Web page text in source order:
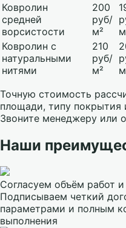
Ковролин
средней
ворсистости
200
руб/
м²
Ковролин с
натуральными
нитями
210
руб/
м²
Точную стоимость
площади, типу покрытия
Звоните менеджеру или
Наши
Согласуем объём работ
Подписываем четкий
параметрами и полным
выполнения